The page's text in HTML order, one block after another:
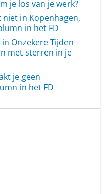
je los van je werk?
niet in Kopenhagen,
in het FD
Onzekere Tijden
met sterren in je
je geen
in het FD